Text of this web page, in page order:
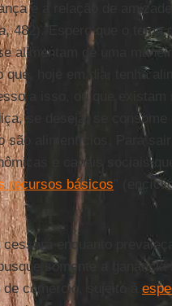
e a relação de
, 482). Espero que o tema
alimentam de uma
hoje em dia, tenha
a isso, ou que existam
se deseja, se
são alimentícios. Para
e canais sociais que
recursos básicos ”
enquanto prevaleça
somente a
comércio, sujeito à